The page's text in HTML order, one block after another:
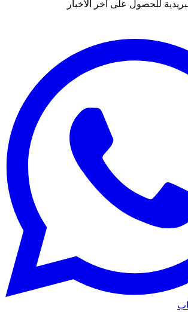
للحصول على آخر الأخبار